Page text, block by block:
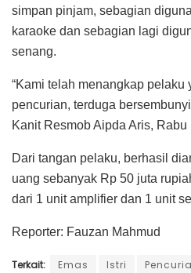
simpan pinjam, sebagian
karaoke dan sebagian lagi
senang.
“Kami telah menangkap pelaku
pencurian, terduga
Kanit Resmob Aipda Aris, Rabu
Dari tangan pelaku, berhasil
uang sebanyak Rp 50 juta
dari 1 unit amplifier dan 1 unit
Reporter: Fauzan Mahmud
Terkait: Emas Istri